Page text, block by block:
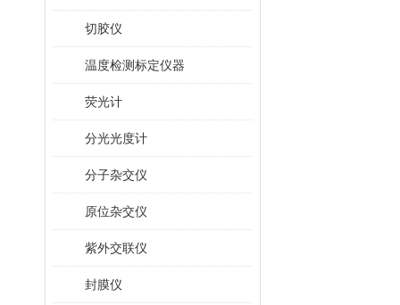
切胶仪
温度检测标定仪器
荧光计
分光光度计
分子杂交仪
原位杂交仪
紫外交联仪
封膜仪